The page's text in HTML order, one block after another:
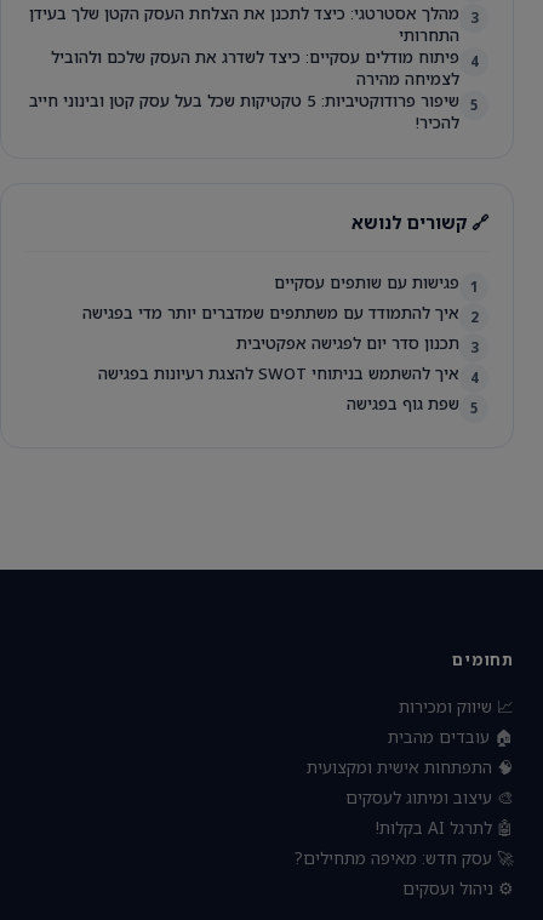
3
מהלך אסטרטגי: כיצד לתכנן את הצלחת העסק הקטן שלך בעידן
התחרותי
4
פיתוח מודלים עסקיים: כיצד לשדרג את העסק שלכם ולהוביל
לצמיחה מהירה
5
שיפור פרודוקטיביות: 5 טקטיקות שכל בעל עסק קטן ובינוני חייב
להכיר!
🔗 קשורים לנושא
1 פגישות עם שותפים עסקיים
2 איך להתמודד עם משתתפים שמדברים יותר מדי בפגישה
3 תכנון סדר יום לפגישה אפקטיבית
4 איך להשתמש בניתוחי SWOT להצגת רעיונות בפגישה
5 שפת גוף בפגישה
תחומים
📈 שיווק ומכירות
🏠 עובדים מהבית
🧠 התפתחות אישית ומקצועית
🎨 עיצוב ומיתוג לעסקים
🤖 לתרגל AI בקלות!
🚀 עסק חדש: מאיפה מתחילים?
⚙️ ניהול ועסקים